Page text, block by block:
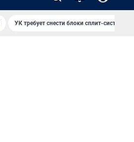
УК требует снести блоки сплит-систем